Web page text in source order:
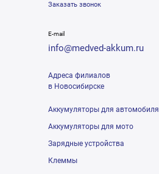
Заказать звонок
E-mail
info@medved-akkum.ru
Адреса филиалов
в Новосибирске
Аккумуляторы для автомобиля
Аккумуляторы для мото
Зарядные устройства
Клеммы